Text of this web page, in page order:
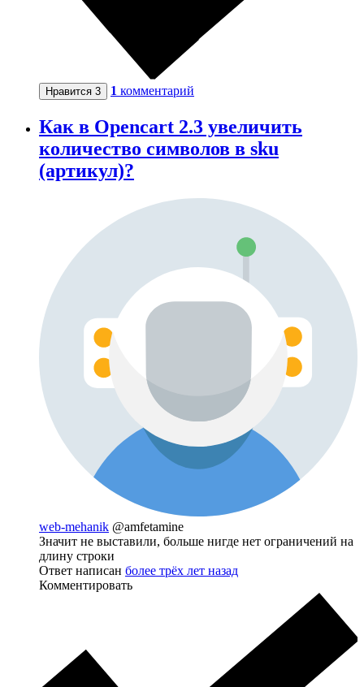
Нравится 3 1 комментарий
Как в Opencart 2.3 увеличить
количество символов в sku
(артикул)?
web-mehanik @amfetamine
Значит не выставили, больше нигде нет ограничений на
длину строки
Ответ написан более трёх лет назад
Комментировать